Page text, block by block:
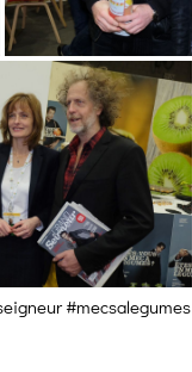
#mecsalegumes